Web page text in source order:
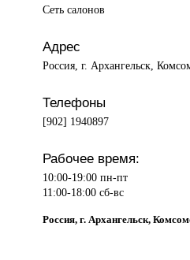
Сеть салонов
Адрес
Россия, г. Архангельск,
Телефоны
[902] 1940897
Рабочее время:
10:00-19:00 пн-пт
11:00-18:00 сб-вс
Россия, г. Архангельск,